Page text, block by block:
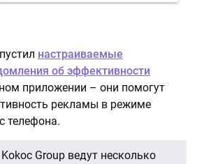
настраиваемые
об эффективности
приложении – они помогут
рекламы в режиме
телефона.
Group ведут несколько